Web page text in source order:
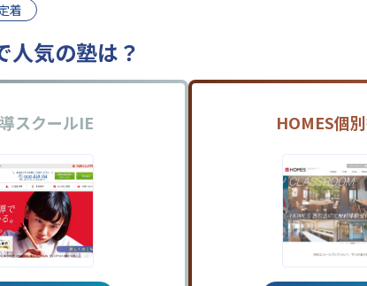
着
人気の塾は？
スクールIE HOMES個